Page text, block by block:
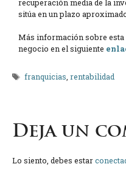
recuperación media de la
sitúa en un plazo aproximado
Más información sobre esta
negocio en el siguiente
Etiquetas
franquicias,rentabilidad
Deja un
Lo siento, debes estar